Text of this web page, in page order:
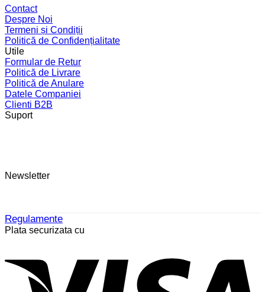
Contact
Despre Noi
Termeni și Condiții
Politică de Confidențialitate
Utile
Formular de Retur
Politică de Livrare
Politică de Anulare
Datele Companiei
Clienti B2B
Suport
Newsletter
Regulamente
Plata securizata cu